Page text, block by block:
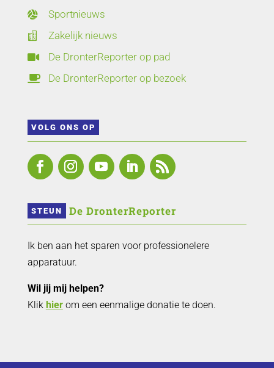
 Sportnieuws
 Zakelijk nieuws
 De DronterReporter op pad
 De DronterReporter op bezoek
VOLG ONS OP
STEUN De DronterReporter
Ik ben aan het sparen voor professionelere
apparatuur.
Wil jij mij helpen?
Klik hierom een eenmalige donatie te doen.